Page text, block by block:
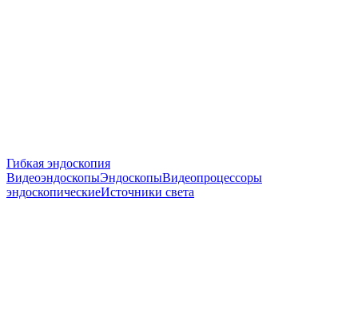
Гибкая эндоскопия
ВидеоэндоскопыЭндоскопыВидеопроцессоры
эндоскопическиеИсточники света